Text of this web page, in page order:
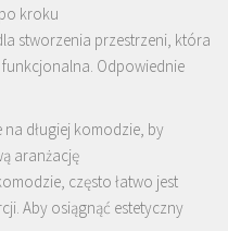
kroku
stworzenia przestrzeni, która
Odpowiednie
długiej komodzie, by
aranżację
często łatwo jest
Aby osiągnąć estetyczny